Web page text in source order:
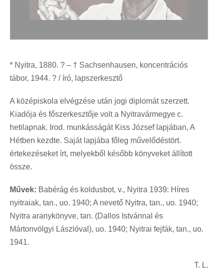
* Nyitra, 1880. ? – † Sachsenhausen, koncentrációs
tábor, 1944. ? / író, lapszerkesztő
A középiskola elvégzése után jogi diplomát szerzett.
Kiadója és főszerkesztője volt a Nyitravármegye c.
hetilapnak. Irod. munkásságát Kiss József lapjában, A
Hétben kezdte. Saját lapjába főleg művelődéstört.
értekezéseket írt, melyekből később könyveket állított
össze.
Művek: Babérág és koldusbot, v., Nyitra 1939: Híres
nyitraiak, tan., uo. 1940; A nevető Nyitra, tan., uo. 1940;
Nyitra aranykönyve, tan. (Dallos Istvánnal és
Mártonvölgyi Lászlóval), uo. 1940; Nyitrai fejfák, tan., uo.
1941.
T. L.